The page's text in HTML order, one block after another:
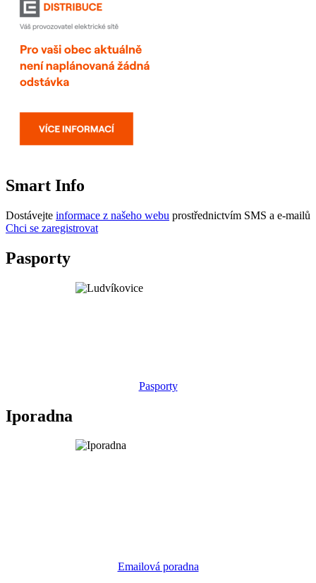
Smart Info
Dostávejte informace z našeho webu prostřednictvím SMS a e-mailů
Chci se zaregistrovat
Pasporty
Pasporty
Iporadna
Emailová poradna